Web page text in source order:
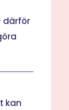
därför
kan